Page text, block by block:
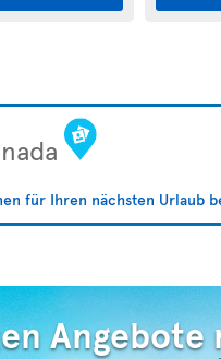
für Ihren nächsten Urlaub
Angebote